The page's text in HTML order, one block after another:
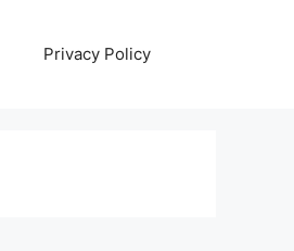
Privacy Policy